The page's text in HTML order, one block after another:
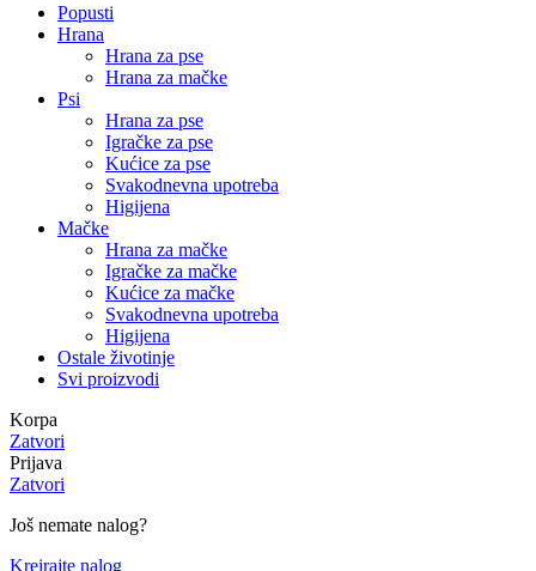
Popusti
Hrana
Hrana za pse
Hrana za mačke
Psi
Hrana za pse
Igračke za pse
Kućice za pse
Svakodnevna upotreba
Higijena
Mačke
Hrana za mačke
Igračke za mačke
Kućice za mačke
Svakodnevna upotreba
Higijena
Ostale životinje
Svi proizvodi
Korpa
Zatvori
Prijava
Zatvori
Još nemate nalog?
Kreirajte nalog